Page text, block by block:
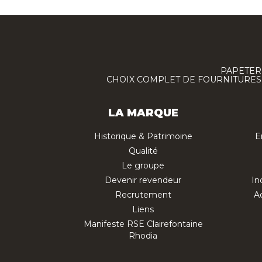
CHOIX COMPLET DE
LA MARQUE
Historique & Patrimoine
Qualité
Le groupe
Devenir revendeur
Recrutement
Liens
Manifeste RSE Clairefontaine
Rhodia